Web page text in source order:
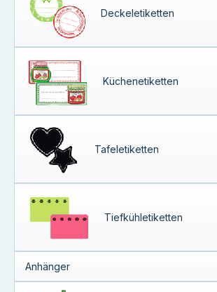
Deckeletiketten
Küchenetiketten
Tafeletiketten
Tiefkühletiketten
Anhänger